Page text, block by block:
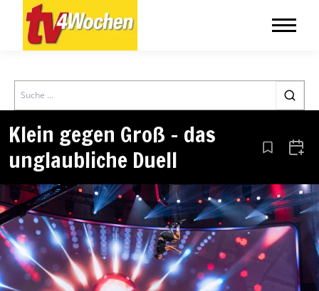
Search
Klein gegen Groß – das
unglaubliche Duell
Aus den